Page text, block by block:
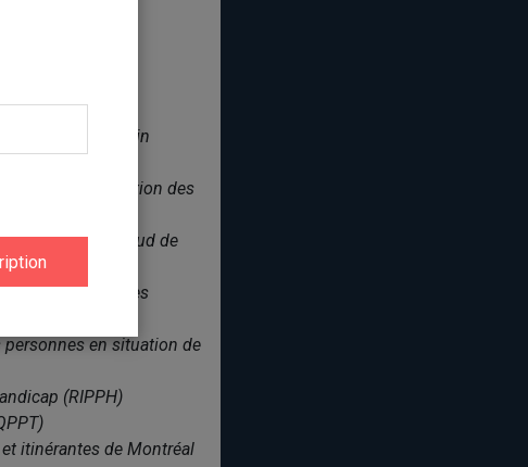
QC)
métropolitain
pour l'intégration des
de la Rive-Sud de
handicapées
en situation de
(RIPPH)
itinérantes de Montréal